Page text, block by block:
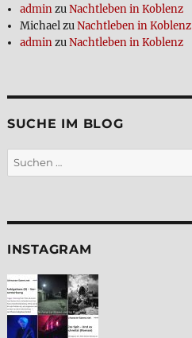
adminzuNacht­le­ben in Koblenz
MichaelzuNacht­le­ben in Koblenz
adminzuNacht­le­ben in Koblenz
SUCHE IM BLOG
Suchen
nach:
INSTA­GRAM